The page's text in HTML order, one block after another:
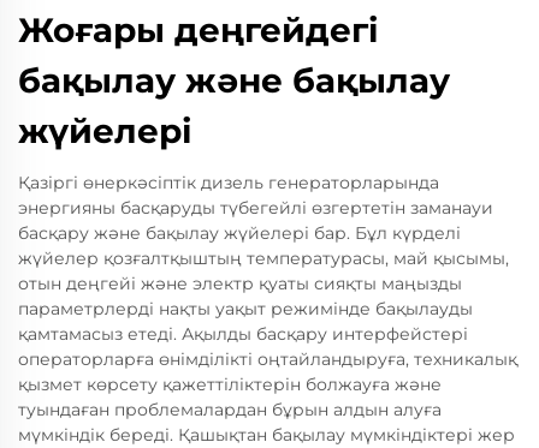
Жоғары деңгейдегі
бақылау және бақылау
жүйелері
Қазіргі өнеркәсіптік дизель генераторларында
энергияны басқаруды түбегейлі өзгертетін заманауи
басқару және бақылау жүйелері бар. Бұл күрделі
жүйелер қозғалтқыштың температурасы, май қысымы,
отын деңгейі және электр қуаты сияқты маңызды
параметрлерді нақты уақыт режимінде бақылауды
қамтамасыз етеді. Ақылды басқару интерфейстері
операторларға өнімділікті оңтайландыруға, техникалық
қызмет көрсету қажеттіліктерін болжауға және
туындаған проблемалардан бұрын алдын алуға
мүмкіндік береді. Қашықтан бақылау мүмкіндіктері жер